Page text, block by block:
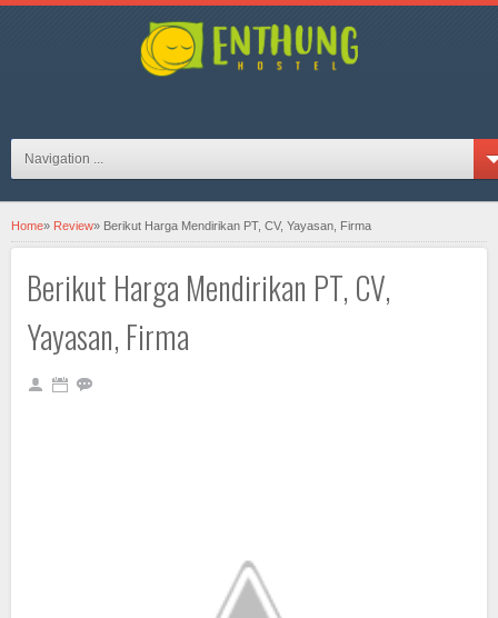
Navigation ...
Home» Review» Berikut Harga Mendirikan PT, CV, Yayasan, Firma
Berikut Harga Mendirikan PT, CV,
Yayasan, Firma